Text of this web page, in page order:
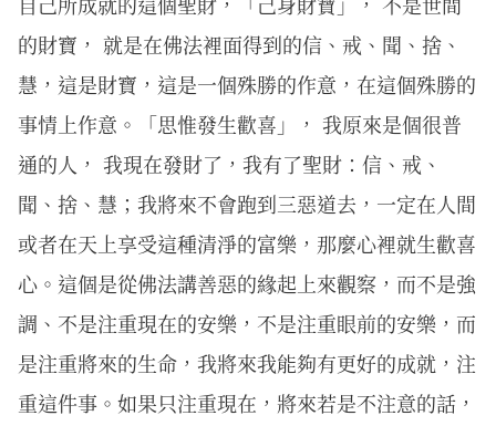
的財寶， 就是在佛法裡面得到的信、戒、聞、捨、
慧，這是財寶，這是一個殊勝的作意，在這個殊勝的
事情上作意。「思惟發生歡喜」， 我原來是個很普
通的人， 我現在發財了，我有了聖財：信、戒、
聞、捨、慧；我將來不會跑到三惡道去，一定在人間
或者在天上享受這種清淨的富樂，那麼心裡就生歡喜
心。這個是從佛法講善惡的緣起上來觀察，而不是強
調、不是注重現在的安樂，不是注重眼前的安樂，而
是注重將來的生命，我將來我能夠有更好的成就，注
重這件事。如果只注重現在，將來若是不注意的話，